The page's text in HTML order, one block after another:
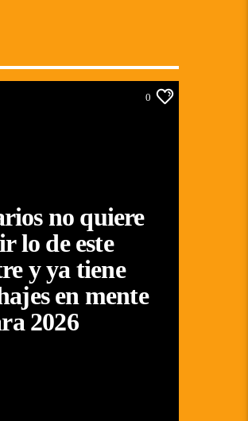
0
no quiere
lo de este
y ya tiene
en mente
2026